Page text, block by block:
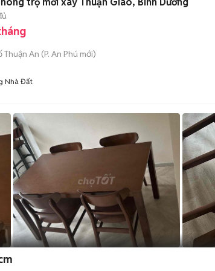
Thuận An (P. An Phú mới)
Nhà Đất